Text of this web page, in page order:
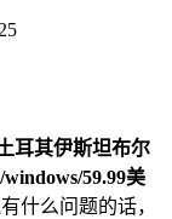
耳其伊斯坦布尔
59.99美
什么问题的话，